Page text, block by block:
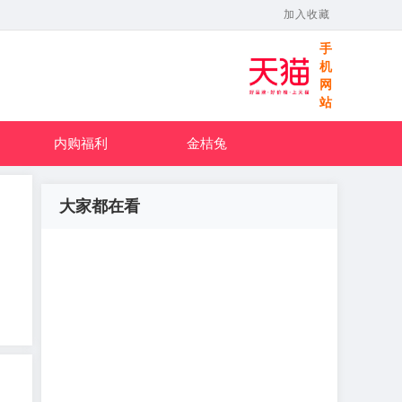
加入收藏
手
机
网
站
内购福利 金桔兔
大家都在看